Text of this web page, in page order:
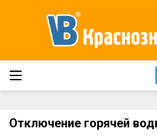
Отключение горячей